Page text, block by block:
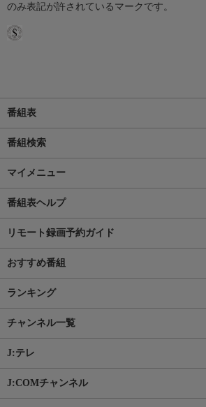
のみ表記が許されているマークです。
番組表
番組検索
マイメニュー
番組表ヘルプ
リモート録画予約ガイド
おすすめ番組
ランキング
チャンネル一覧
J:テレ
J:COMチャンネル